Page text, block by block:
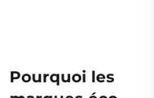
Pourquoi les